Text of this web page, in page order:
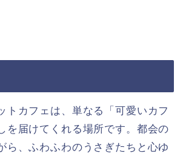
トカフェは、単なる「可愛いカフ
を届けてくれる場所です。都会の
ら、ふわふわのうさぎたちと心ゆ